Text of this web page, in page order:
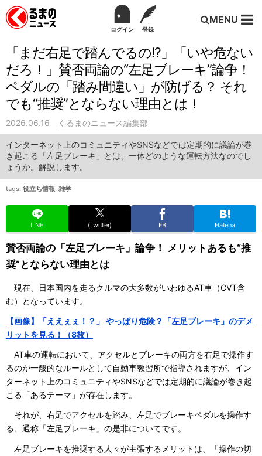
ログイン 登録
MENU
「まだ右足で踏んでるの!?」「いや危ない
だろ！」賛否両論の“左足ブレーキ”論争！
ペダルの「踏み間違い」が防げる？ それ
でも“推奨”とならない理由とは！
2026.06.16 くるまのニュース編集部
インターネット上のコミュニティやSNSなどでは定期的に議論が巻
き起こる「左足ブレーキ」とは、一体どのような運転方法なのでし
ょうか。解説します。
tags: 役立ち情報, 雑学
LINE (Twitter) FB Hatena
賛否両論の「左足ブレーキ」論争！ メリットあるも“推
奨”とならない理由とは
現在、日本国内を走るクルマの大多数がいわゆるAT車（CVT含
む）となっています。
【画像】「ええぇぇ！？」 やっぱり危険？「左足ブレーキ」のデメ
リットを見る！（8枚）
AT車の運転において、アクセルとブレーキの両方を右足で操作す
るのが一般的なルールとして自動車教習所で指導されますが、イン
ターネット上のコミュニティやSNSなどでは定期的に議論が巻き起
こる「あるテーマ」が存在します。
それが、右足でアクセルを踏み、左足でブレーキペダルを操作す
る、通称「左足ブレーキ」の是非についてです。
左足ブレーキを推奨する人々が主張するメリットは、「操作の切